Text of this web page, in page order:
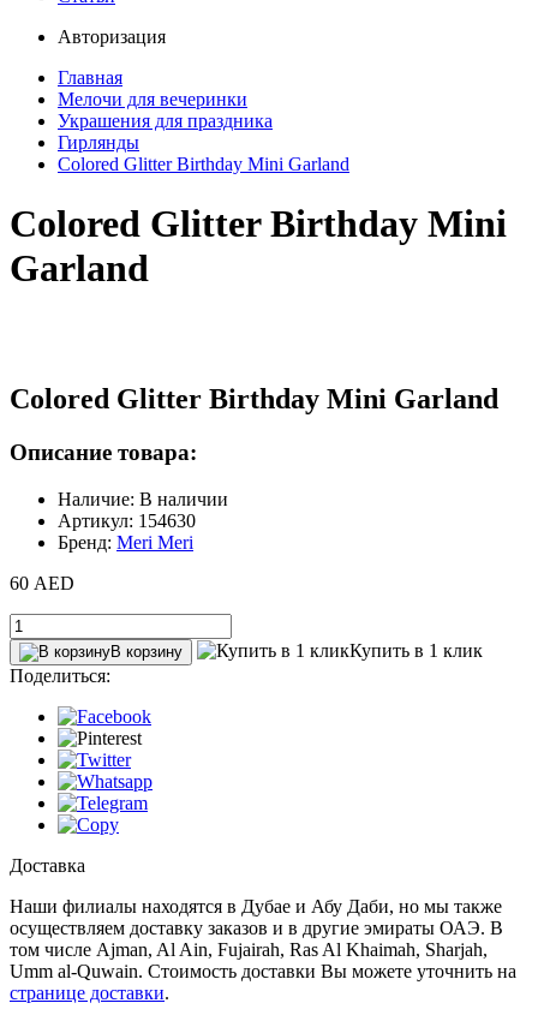
Авторизация
Главная
Мелочи для вечеринки
Украшения для праздника
Гирлянды
Colored Glitter Birthday Mini Garland
Colored Glitter Birthday Mini
Garland
Colored Glitter Birthday Mini Garland
Описание товара:
Наличие: В наличии
Артикул: 154630
Бренд: Meri Meri
60 AED
В корзину
Купить в 1 клик
Поделиться:
Доставка
Наши филиалы находятся в Дубае и Абу Даби, но мы также
осуществляем доставку заказов и в другие эмираты ОАЭ. В
том числе Ajman, Al Ain‎, Fujairah, Ras Al Khaimah, Sharjah,
Umm al-Quwain. Стоимость доставки Вы можете уточнить на
странице доставки.